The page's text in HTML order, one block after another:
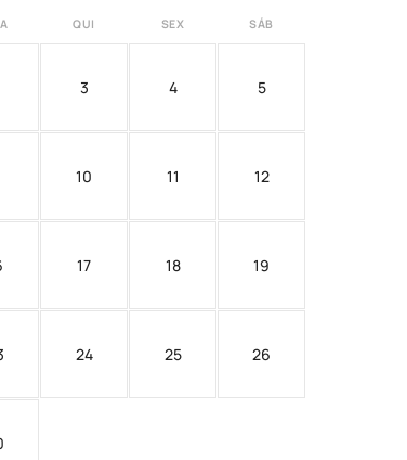
QUI SEX SÁB
3 4 5
10 11 12
17 18 19
24 25 26